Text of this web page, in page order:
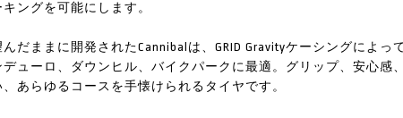
ングを可能にします。
だままに開発されたCannibalは、GRID Gravityケーシングによっ
ューロ、ダウンヒル、バイクパークに最適。グリップ、安心感
あらゆるコースを手懐けられるタイヤです。